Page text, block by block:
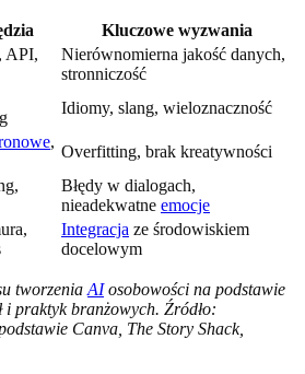
Kluczowe wyzwania
API,
Nierównomierna jakość danych,
stronniczość
Idiomy, slang, wieloznaczność
,
Overfitting, brak kreatywności
Błędy w dialogach,
nieadekwatne emocje
Integracja ze środowiskiem
docelowym
tworzenia AIosobowości na podstawie
i praktyk branżowych. Źródło:
Canva, The Story Shack,